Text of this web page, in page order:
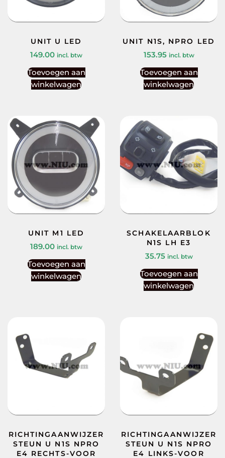
UNIT U LED
149.00 incl. btw
Toevoegen aan
winkelwagen
UNIT N1S, NPRO LED
153.95 incl. btw
Toevoegen aan
winkelwagen
UNIT M1 LED
189.00 incl. btw
Toevoegen aan
winkelwagen
SCHAKELAARBLOK
N1S LH E3
35.75 incl. btw
Toevoegen aan
winkelwagen
RICHTINGAANWIJZER
STEUN U N1S NPRO
E4 RECHTS-VOOR
RICHTINGAANWIJZER
STEUN U N1S NPRO
E4 LINKS-VOOR